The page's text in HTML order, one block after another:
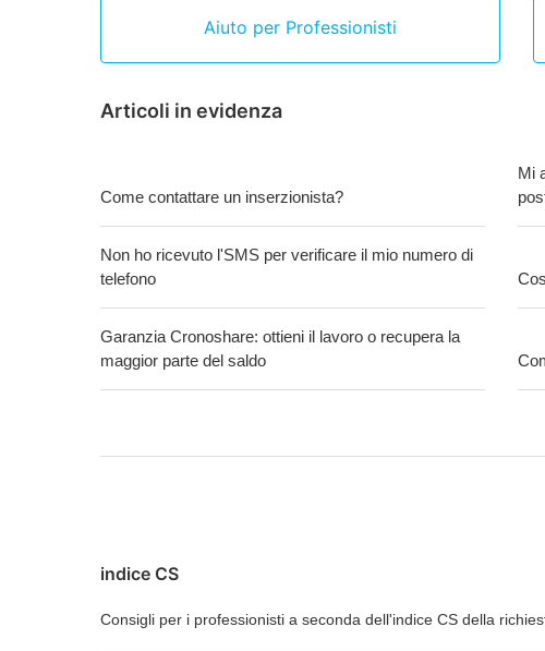
Aiuto per Professionisti
Articoli in evidenza
Come contattare un inserzionista?
Mi
Non ho ricevuto l'SMS per verificare il mio numero di
telefono
Garanzia Cronoshare: ottieni il lavoro o recupera la
maggior parte del saldo
indice CS
Consigli per i professionisti a seconda dell'indice CS della